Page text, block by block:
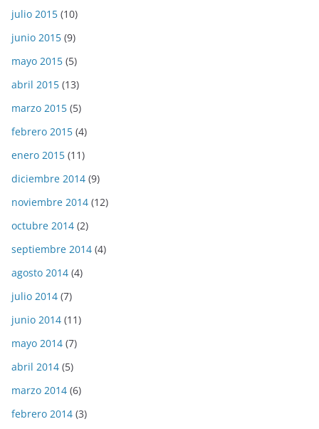
julio 2015 (10)
junio 2015 (9)
mayo 2015 (5)
abril 2015 (13)
marzo 2015 (5)
febrero 2015 (4)
enero 2015 (11)
diciembre 2014 (9)
noviembre 2014 (12)
octubre 2014 (2)
septiembre 2014 (4)
agosto 2014 (4)
julio 2014 (7)
junio 2014 (11)
mayo 2014 (7)
abril 2014 (5)
marzo 2014 (6)
febrero 2014 (3)